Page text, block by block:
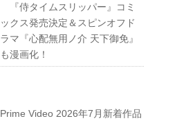
『侍タイムスリッパー』コミ
ックス発売決定＆スピンオフド
ラマ『心配無用ノ介 天下御免』
も漫画化！
Prime Video 2026年7月新着作品